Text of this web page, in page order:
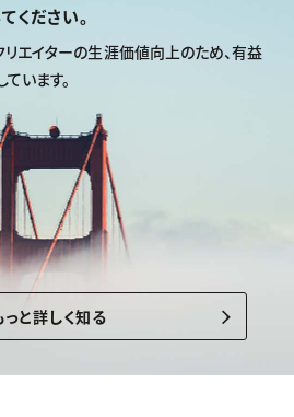
ください。
リエイターの生涯価値向上のため、有益
います。
っと詳しく知る